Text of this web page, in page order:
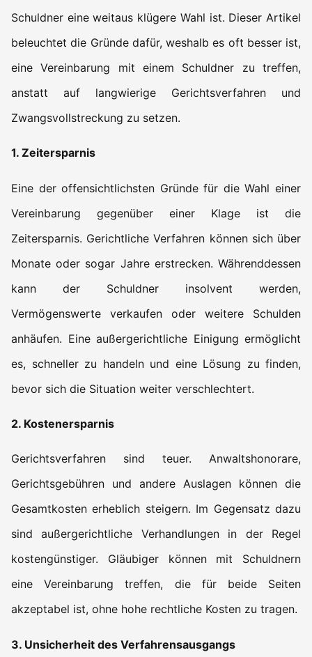
Schuldner eine weitaus klügere Wahl ist. Dieser Artikel
beleuchtet die Gründe dafür, weshalb es oft besser ist,
eine Vereinbarung mit einem Schuldner zu treffen,
anstatt auf langwierige Gerichtsverfahren und
Zwangsvollstreckung zu setzen.
1. Zeitersparnis
Eine der offensichtlichsten Gründe für die Wahl einer
Vereinbarung gegenüber einer Klage ist die
Zeitersparnis. Gerichtliche Verfahren können sich über
Monate oder sogar Jahre erstrecken. Währenddessen
kann der Schuldner insolvent werden,
Vermögenswerte verkaufen oder weitere Schulden
anhäufen. Eine außergerichtliche Einigung ermöglicht
es, schneller zu handeln und eine Lösung zu finden,
bevor sich die Situation weiter verschlechtert.
2. Kostenersparnis
Gerichtsverfahren sind teuer. Anwaltshonorare,
Gerichtsgebühren und andere Auslagen können die
Gesamtkosten erheblich steigern. Im Gegensatz dazu
sind außergerichtliche Verhandlungen in der Regel
kostengünstiger. Gläubiger können mit Schuldnern
eine Vereinbarung treffen, die für beide Seiten
akzeptabel ist, ohne hohe rechtliche Kosten zu tragen.
3. Unsicherheit des Verfahrensausgangs